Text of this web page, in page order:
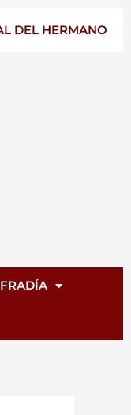
DEL HERMANO